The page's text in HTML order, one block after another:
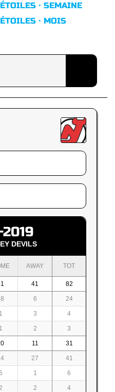
ÉTOILES · SEMAINE
ÉTOILES · MOIS
DEVILS
AWAY TOT
41 82
6 24
1 3 4
1 2 3
11 31
27 41
1 6
2 4